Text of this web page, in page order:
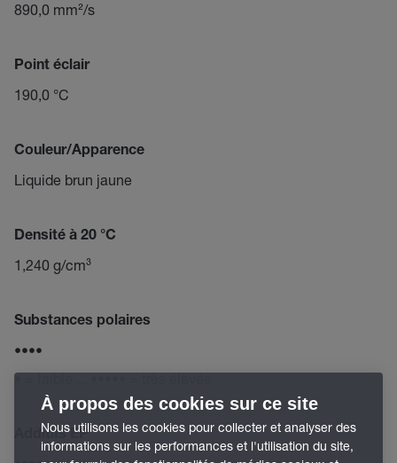
890,0 mm²/s
Point éclair
190,0 °C
Couleur/Apparence
Liquide brun jaune
Densité à 20 °C
1,240 g/cm³
Substances polaires
••••
• = faible ... ••••• = très élevée
Additifs EP
À propos des cookies sur ce site
Nous utilisons les cookies pour collecter et analyser des
informations sur les performances et l'utilisation du site,